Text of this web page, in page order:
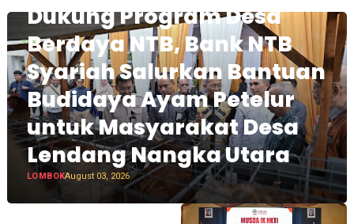
Dukung Program Desa
Berdaya NTB, Bank NTB
Syariah Salurkan Bantuan
Budidaya Ayam Petelur
untuk Masyarakat Desa
Lendang Nangka Utara
LOMBOKAugust 03, 2026